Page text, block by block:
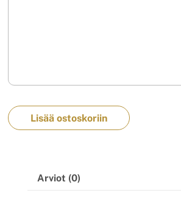
Lisää ostoskoriin
Arviot (0)